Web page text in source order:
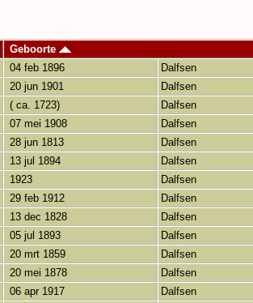
Geboorte
04 feb 1896 Dalfsen
20 jun 1901 Dalfsen
( ca. 1723) Dalfsen
07 mei 1908 Dalfsen
28 jun 1813 Dalfsen
13 jul 1894 Dalfsen
1923 Dalfsen
29 feb 1912 Dalfsen
13 dec 1828 Dalfsen
05 jul 1893 Dalfsen
20 mrt 1859 Dalfsen
20 mei 1878 Dalfsen
06 apr 1917 Dalfsen